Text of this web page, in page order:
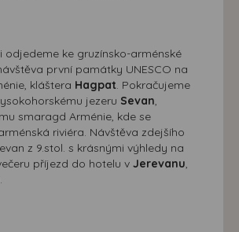
odjedeme ke gruzínsko-arménské
první památky UNESCO na
kláštera Hagpat . Pokračujeme
jezeru Sevan
smaragd Arménie, kde se
riviéra. Návštěva zdejšího
z 9.stol. s krásnými výhledy na
příjezd do hotelu v Jerevanu